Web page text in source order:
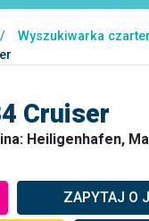
/ Wyszukiwarka
Cruiser
Heiligenhafen,
ZAPYTAJ O